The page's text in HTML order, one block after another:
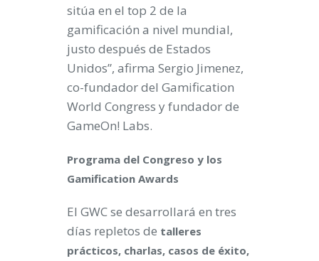
sitúa en el top 2 de la
gamificación a nivel mundial,
justo después de Estados
Unidos”, afirma Sergio Jimenez,
co-fundador del Gamification
World Congress y fundador de
GameOn! Labs.
Programa del Congreso y los
Gamification Awards
El GWC se desarrollará en tres
días repletos de talleres
prácticos, charlas, casos de éxito,